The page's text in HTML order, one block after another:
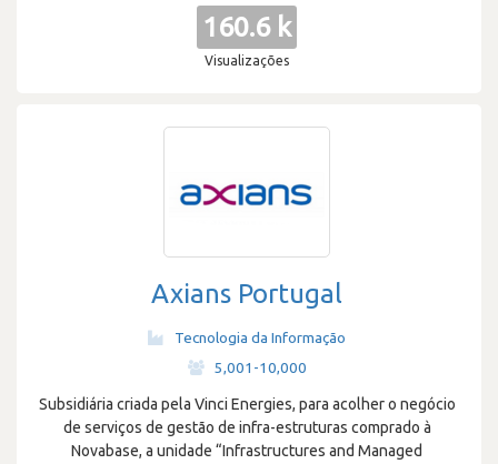
160.6 k
Visualizações
Axians Portugal
Tecnologia da Informação
5,001-10,000
Subsidiária criada pela Vinci Energies, para acolher o negócio
de serviços de gestão de infra-estruturas comprado à
Novabase, a unidade “Infrastructures and Managed